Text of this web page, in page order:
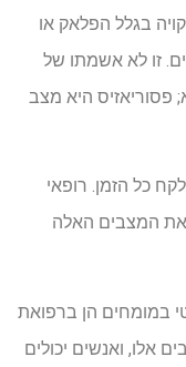
בגלל הפלאק או
זו לא אשמתו של
היא מצב
כל הזמן. רופאי
המצבים האלה
במומחים הן ברפואת
אלו, ואנשים יכולים